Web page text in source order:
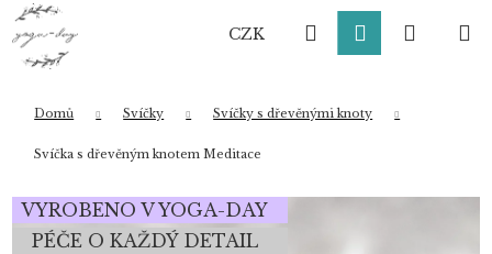
Přejít
obsah
CZK HledatPřihlášení
Domů Svíčky Svíčky s dřevěnými knoty
Svíčka s dřevěným knotem Meditace
VYROBENO V YOGA-DAY
PÉČE O KAŽDÝ DETAIL
K
o
Zpět
Zpět
Co potřebujete najít?